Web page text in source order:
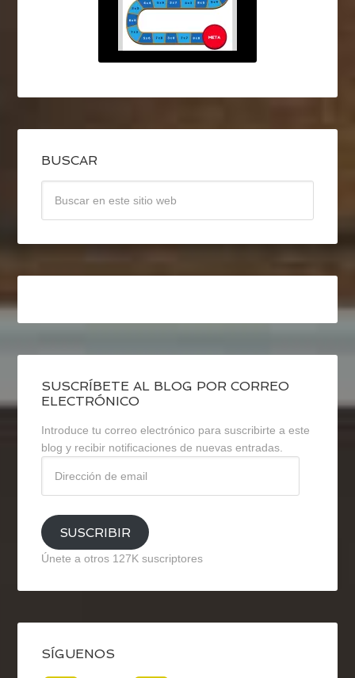
BUSCAR
SUSCRÍBETE AL BLOG POR CORREO
ELECTRÓNICO
Introduce tu correo electrónico para suscribirte a este
blog y recibir notificaciones de nuevas entradas.
email
SUSCRIBIR
Únete a otros 127K suscriptores
SÍGUENOS